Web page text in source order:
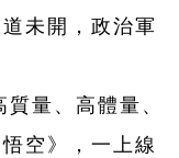
未開，政治軍
量、高體量、
空》，一上線